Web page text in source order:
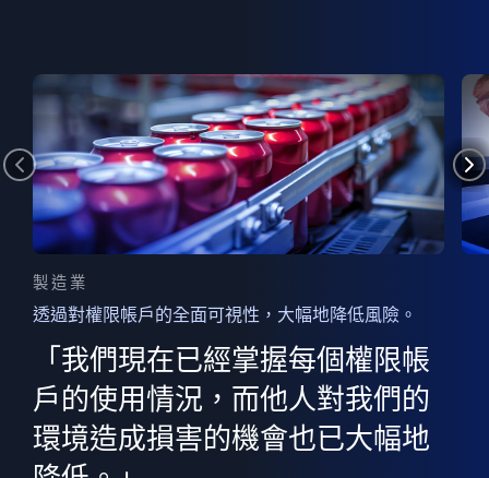
製造業
透過對權限帳戶的全面可視性，大幅地降低風險。
「我們現在已經掌握每個權限帳
戶的使用情況，而他人對我們的
環境造成損害的機會也已大幅地